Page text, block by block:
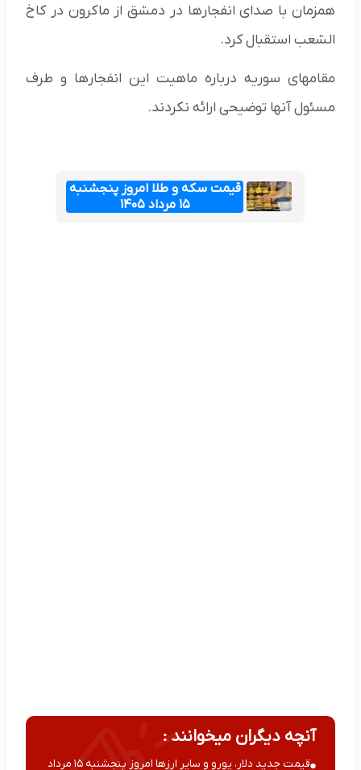
همزمان با صدای انفجارها در دمشق از ماکرون در کاخ
الشعب استقبال کرد.
مقامهای سوریه درباره ماهیت این انفجارها و طرف
مسئول آنها توضیحی ارائه نکردند.
قیمت سکه و طلا امروز پنجشنبه
۱۵ مرداد ۱۴۰۵
آنچه دیگران میخوانند :
قیمت جدید دلار، یورو و سایر ارزها امروز پنجشنبه ۱۵ مرداد